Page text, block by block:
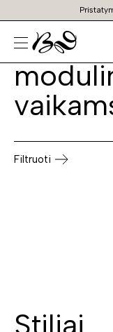
Prekių
paieška
Filtruoti
Stiliai